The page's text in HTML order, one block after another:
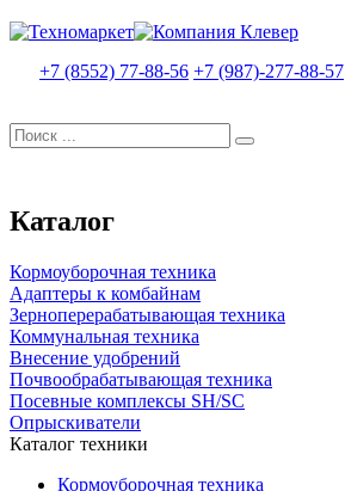
+7 (8552) 77-88-56 +7 (987)-277-88-57
Каталог
Кормоуборочная техника
Адаптеры к комбайнам
Зерноперерабатывающая техника
Коммунальная техника
Внесение удобрений
Почвообрабатывающая техника
Посевные комплексы SH/SC
Опрыскиватели
Каталог техники
Кормоуборочная техника